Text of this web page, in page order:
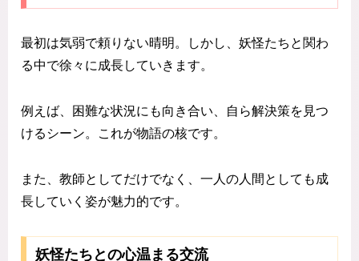
最初は気弱で頼りない晴明。しかし、妖怪たちと関わ
る中で徐々に成長していきます。
例えば、困難な状況にも向き合い、自ら解決策を見つ
けるシーン。これが物語の核です。
また、教師としてだけでなく、一人の人間としても成
長していく姿が魅力的です。
妖怪たちとの心温まる交流